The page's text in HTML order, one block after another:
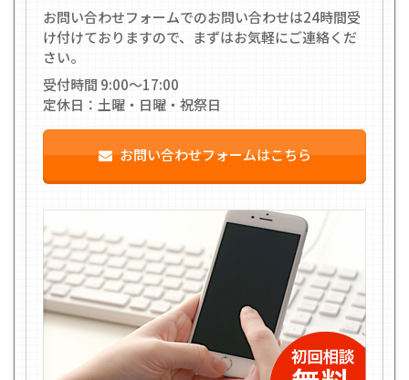
お問い合わせフォームでのお問い合わせは24時間受
け付けておりますので、まずはお気軽にご連絡くだ
さい。
受付時間 9:00〜17:00
定休日：土曜・日曜・祝祭日
お問い合わせフォームはこちら